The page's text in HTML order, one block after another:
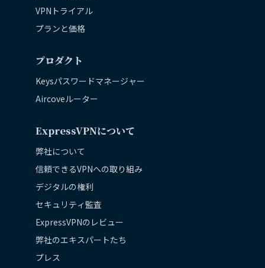
VPNトライアル
プランと価格
プロダクト
Keysパスワードマネージャー
Aircoveルーター
ExpressVPNについて
弊社について
信頼できるVPNへの取り組み
デジタルの権利
セキュリティ監査
ExpressVPNのレビュー
弊社のエキスパートたち
プレス